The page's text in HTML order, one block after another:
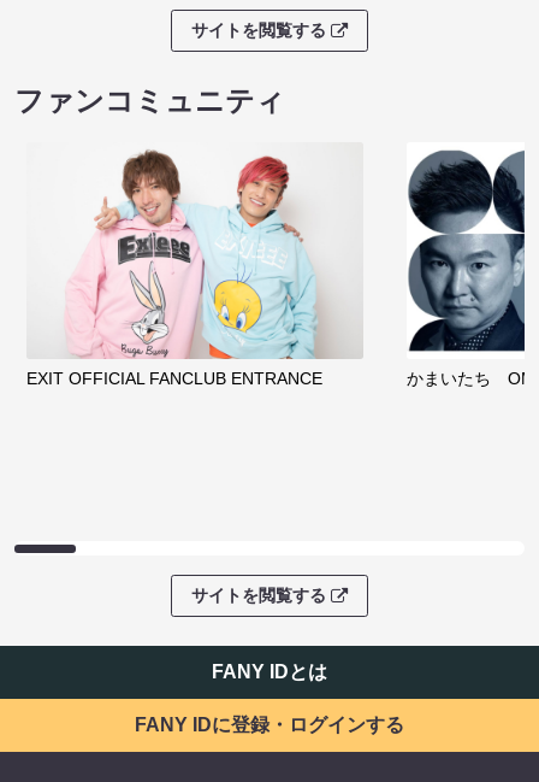
サイトを閲覧する
ファンコミュニティ
EXIT OFFICIAL FANCLUB ENTRANCE かまいたち
サイトを閲覧する
FANY IDとは
FANY IDに登録・ログインする